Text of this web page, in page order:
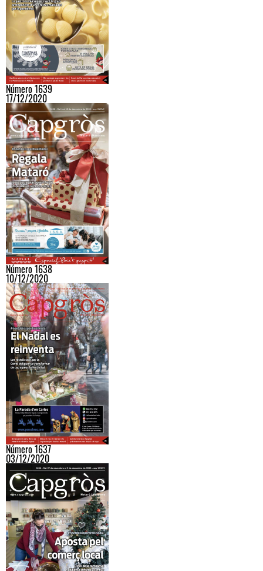
Número 1639
17/12/2020
Número 1638
10/12/2020
Número 1637
03/12/2020